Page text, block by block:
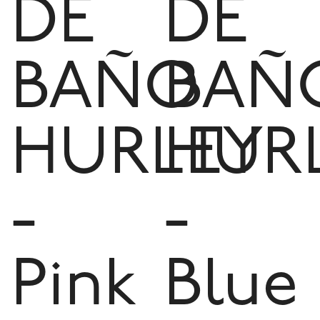
DE
BAÑO
HURLEY
-
Pink
DE
-
Blue